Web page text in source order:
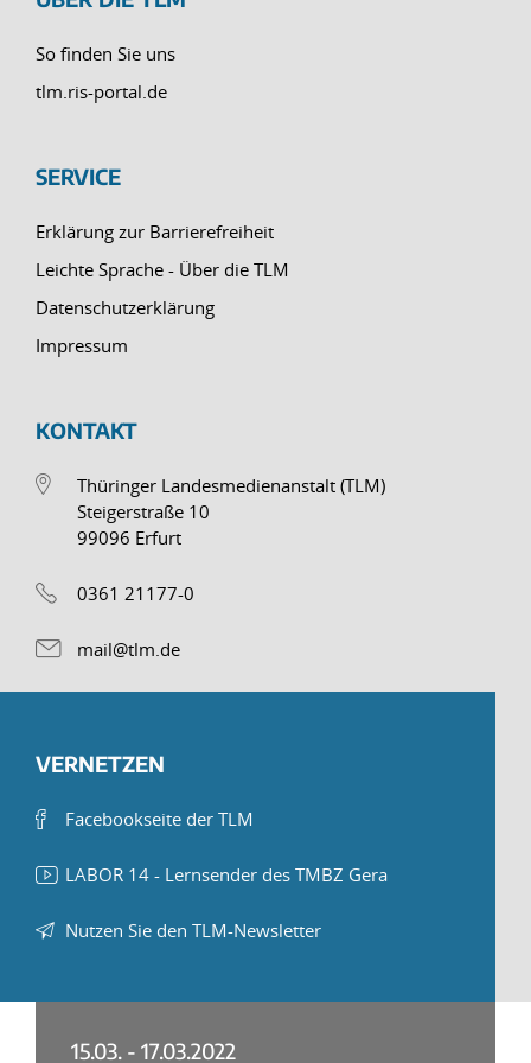
So finden Sie uns
tlm.ris-portal.de
SERVICE
Erklärung zur Barrierefreiheit
Leichte Sprache - Über die TLM
Datenschutzerklärung
Impressum
KONTAKT
Thüringer Landesmedienanstalt (TLM)
Steigerstraße 10
99096 Erfurt
0361 21177-0
mail@tlm.de
VERNETZEN
Facebookseite der TLM
LABOR 14 - Lernsender des TMBZ Gera
Nutzen Sie den TLM-Newsletter
15.03. - 17.03.2022